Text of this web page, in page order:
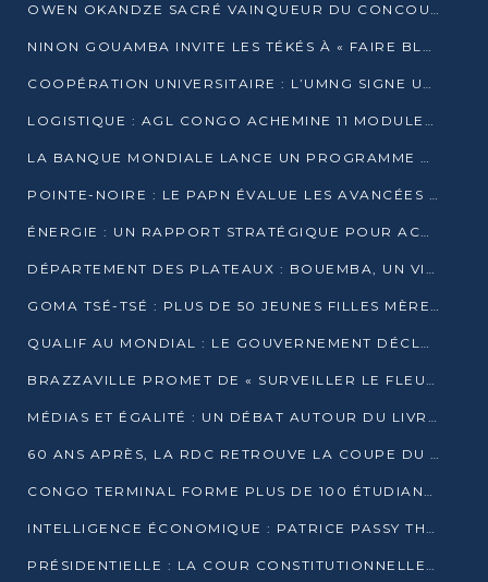
OWEN OKANDZE SACRÉ VAINQUEUR DU CONCOURS SLAM POUR LA VIE
NINON GOUAMBA INVITE LES TÉKÉS À « FAIRE BLOC » POUR PESER DANS LE DÉBAT NATIONAL
COOPÉRATION UNIVERSITAIRE : L’UMNG SIGNE UN ACCORD STRATÉGIQUE AVEC L’UNIVERSITÉ HAINAN EN CHINE
LOGISTIQUE : AGL CONGO ACHEMINE 11 MODULES GÉANTS JUSQU’À BRAZZAVILLE
LA BANQUE MONDIALE LANCE UN PROGRAMME DE 394 MILLIONS DE DOLLARS POUR LE BASSIN DU CONGO
POINTE-NOIRE : LE PAPN ÉVALUE LES AVANCÉES DU MÔLE EST
ÉNERGIE : UN RAPPORT STRATÉGIQUE POUR ACCÉLÉRER LA TRANSITION AU CONGO
DÉPARTEMENT DES PLATEAUX : BOUEMBA, UN VIVIER ÉCONOMIQUE PRÊT À EXPLOSER
GOMA TSÉ-TSÉ : PLUS DE 50 JEUNES FILLES MÈRES SENSIBILISÉES À LA SANTÉ SEXUELLE
QUALIF AU MONDIAL : LE GOUVERNEMENT DÉCLARE LA JOURNÉE DU 1ER AVRIL 2026 CHÔMÉE ET PAYÉE
BRAZZAVILLE PROMET DE « SURVEILLER LE FLEUVE » APRÈS LA QUALIFICATION DE LA RDC AU MONDIAL
MÉDIAS ET ÉGALITÉ : UN DÉBAT AUTOUR DU LIVRE « CES FEMMES QUI REPRENNENT LE POUVOIR SUR LEUR VIE »
60 ANS APRÈS, LA RDC RETROUVE LA COUPE DU MONDE
CONGO TERMINAL FORME PLUS DE 100 ÉTUDIANTS AUX TECHNIQUES D’EMBAUCHE
INTELLIGENCE ÉCONOMIQUE : PATRICE PASSY THÉORISE UNE STRATÉGIE ADAPTÉE AUX CONTEXTES FRAGMENTÉS
PRÉSIDENTIELLE : LA COUR CONSTITUTIONNELLE CONFIRME LA VICTOIRE DE SASSOU NGUESSO AVEC 94,90 % DES SUFFRAGES